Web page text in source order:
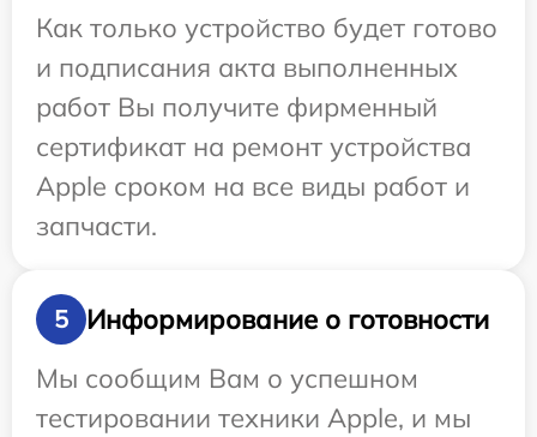
Как только устройство будет готово
и подписания акта выполненных
работ Вы получите фирменный
сертификат на ремонт устройства
Apple сроком на все виды работ и
запчасти.
5
Информирование о готовности
Мы сообщим Вам о успешном
тестировании техники Apple, и мы